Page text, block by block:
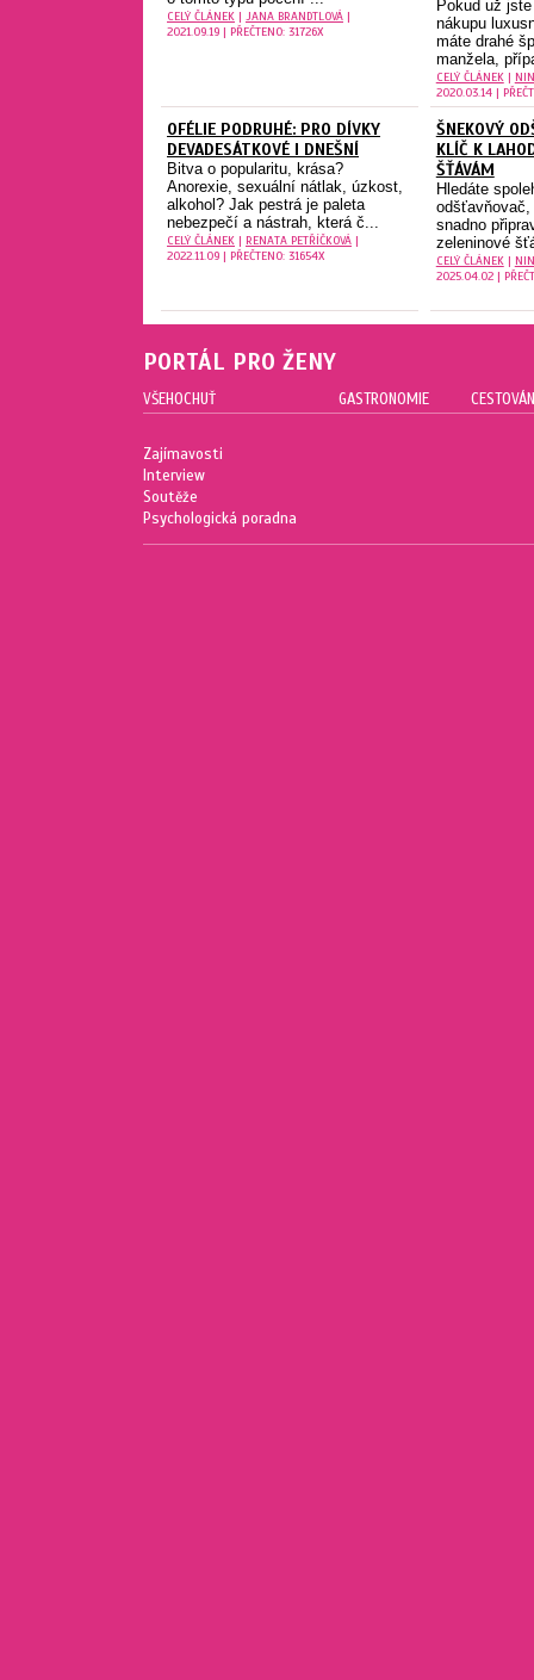
CELÝ ČLÁNEK | JANA BRANDTLOVÁ |
2021.09.19 | PŘEČTENO: 31726X
Pokud už
nákupu
máte drahé
manžela,
CELÝ ČLÁNEK|
2020.03.14 |
OFÉLIE PODRUHÉ: PRO DÍVKY
DEVADESÁTKOVÉ I DNEŠNÍ
Bitva o popularitu, krása?
Anorexie, sexuální nátlak, úzkost,
alkohol? Jak pestrá je paleta
nebezpečí a nástrah, která č...
CELÝ ČLÁNEK | RENATA PETŘÍČKOVÁ |
2022.11.09 | PŘEČTENO: 31654X
ŠNEKOVÝ
KLÍČ K
ŠŤÁVÁM
Hledáte
snadno
zeleninové
CELÝ ČLÁNEK|
2025.04.02 |
PORTÁL PRO ŽENY
VŠEHOCHUŤ
Zajímavosti
Interview
Soutěže
Psychologická poradna
GASTRONOMIE